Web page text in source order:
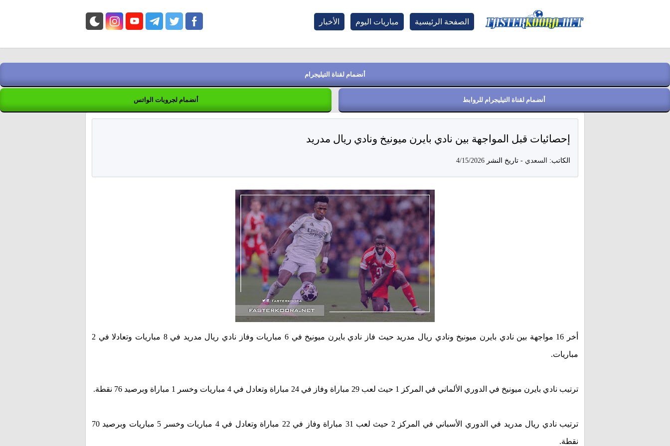
الصفحة الرئيسية مباريات اليوم الأخبار
أنضمام لقناة التيليجرام
أنضمام لجروبات الواتس أنضمام لقناة التيليجرام للروابط
إحصائيات قبل المواجهة بين نادي بايرن ميونيخ ونادي ريال مدريد
الكاتب: السعدي - تاريخ النشر 4/15/2026
أخر 16 مواجهة بين نادي بايرن ميونيخ ونادي ريال مدريد حيث فاز نادي بايرن ميونيخ في 6 مباريات وفاز نادي ريال مدريد في 8 مباريات وتعادلا في 2
مباريات.
ترتيب نادي بايرن ميونيخ في الدوري الألماني في المركز 1 حيث لعب 29 مباراة وفاز في 24 مباراة وتعادل في 4 مباريات وخسر 1 مباراة وبرصيد 76 نقطة.
ترتيب نادي ريال مدريد في الدوري الأسباني في المركز 2 حيث لعب 31 مباراة وفاز في 22 مباراة وتعادل في 4 مباريات وخسر 5 مباريات وبرصيد 70
نقطة.